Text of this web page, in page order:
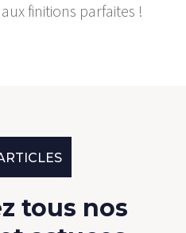
finitions parfaites !
tous nos